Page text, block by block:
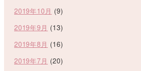
2019年10月 (9)
2019年9月 (13)
2019年8月 (16)
2019年7月 (20)